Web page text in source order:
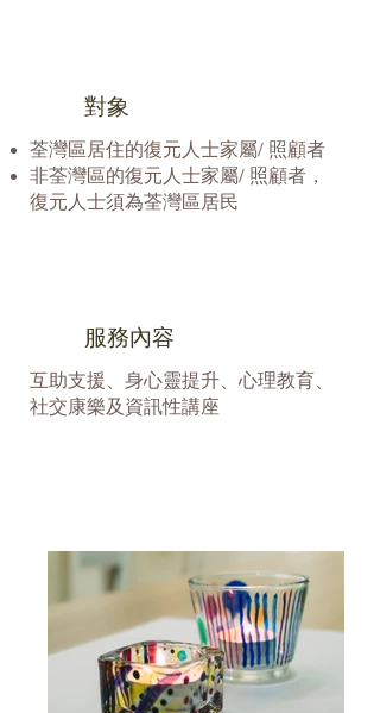
對象
荃灣區居住的復元人士家屬/ 照顧者
非荃灣區的復元人士家屬/ 照顧者，
復元人士須為荃灣區居民
服務內容
互助支援、身心靈提升、心理教育、
社交康樂及資訊性講座